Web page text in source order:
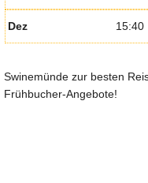
Dez 15:40
Swinemünde zur besten
Frühbucher-Angebote!